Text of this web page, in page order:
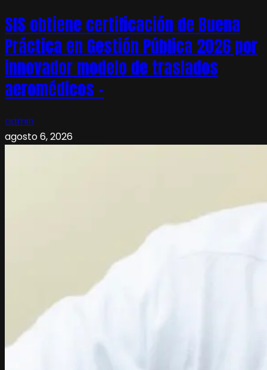
SIS obtiene certificación de Buena
Práctica en Gestión Pública 2026 por
innovador modelo de traslados
aeromédicos –
admin
agosto 6, 2026